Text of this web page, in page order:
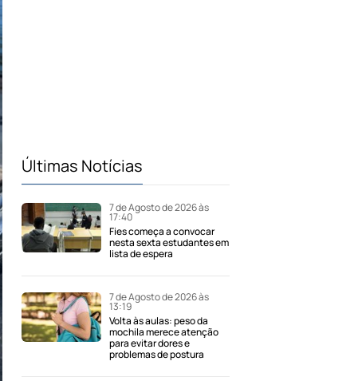
Últimas Notícias
7 de Agosto de 2026 às
17:40
Fies começa a convocar
nesta sexta estudantes em
lista de espera
7 de Agosto de 2026 às
13:19
Volta às aulas: peso da
mochila merece atenção
para evitar dores e
problemas de postura